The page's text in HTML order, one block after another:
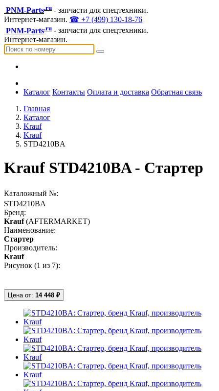
PNM-Parts.ru - запчасти для спецтехники.
Интернет-магазин. ☎ +7 (499) 130-18-76
PNM-Parts.ru - запчасти для спецтехники.
Интернет-магазин.
Каталог Контакты Оплата и доставка Обратная связь
Главная
Каталог
Krauf
Krauf
STD4210BA
Krauf STD4210BA - Стартер
Каталожный №:
STD4210BA
Бренд:
Krauf (AFTERMARKET)
Наименование:
Стартер
Производитель:
Krauf
Рисунок (1 из 7):
Цена от: 14 448 ₽